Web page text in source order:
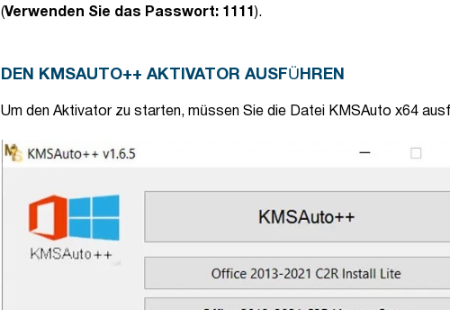
(Verwenden Sie das Passwort: 1111 ).
DEN KMSAUTO++ AKTIVATOR AUSFÜHREN
Um den Aktivator zu starten, müssen Sie die Datei KMSAuto x64